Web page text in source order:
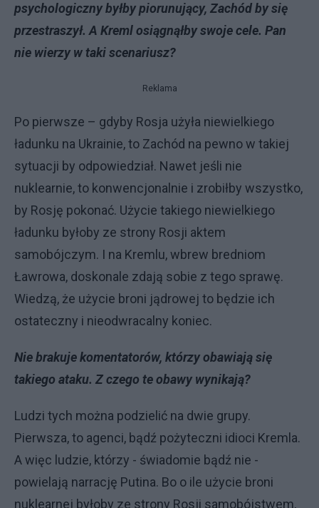
psychologiczny byłby piorunujący, Zachód by się
przestraszył. A Kreml osiągnąłby swoje cele. Pan
nie wierzy w taki scenariusz?
Reklama
Po pierwsze – gdyby Rosja użyła niewielkiego
ładunku na Ukrainie, to Zachód na pewno w takiej
sytuacji by odpowiedział. Nawet jeśli nie
nuklearnie, to konwencjonalnie i zrobiłby wszystko,
by Rosję pokonać. Użycie takiego niewielkiego
ładunku byłoby ze strony Rosji aktem
samobójczym. I na Kremlu, wbrew bredniom
Ławrowa, doskonale zdają sobie z tego sprawę.
Wiedzą, że użycie broni jądrowej to będzie ich
ostateczny i nieodwracalny koniec.
Nie brakuje komentatorów, którzy obawiają się
takiego ataku. Z czego te obawy wynikają?
Ludzi tych można podzielić na dwie grupy.
Pierwsza, to agenci, bądź pożyteczni idioci Kremla.
A więc ludzie, którzy - świadomie bądź nie -
powielają narrację Putina. Bo o ile użycie broni
nuklearnej byłoby ze strony Rosji samobójstwem,